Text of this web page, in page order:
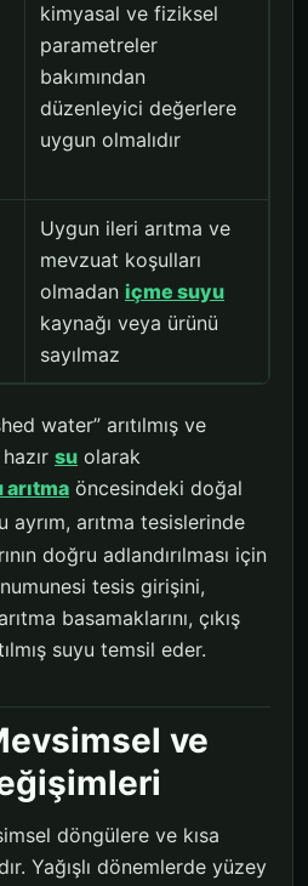
kimyasal ve fiziksel
parametreler
bakımından
düzenleyici değerlere
uygun olmalıdır
Uygun ileri arıtma ve
mevzuat koşulları
olmadan içme suyu
kaynağı veya ürünü
sayılmaz
water” arıtılmış ve
su olarak
arıtma öncesindeki doğal
ayrım, arıtma tesislerinde
doğru adlandırılması için
tesis girişini,
basamaklarını, çıkış
suyu temsil eder.
ve
döngülere ve kısa
Yağışlı dönemlerde yüzey